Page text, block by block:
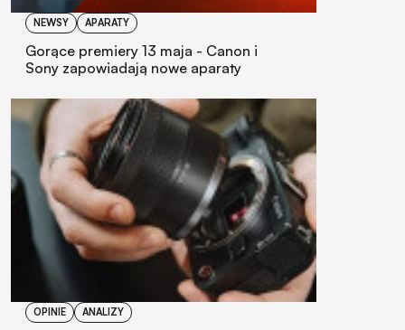
NEWSY APARATY
Gorące premiery 13 maja - Canon i
Sony zapowiadają nowe aparaty
OPINIE ANALIZY